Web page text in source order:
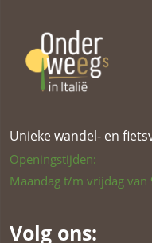
Unieke wandel- en
Openingstijden:
Maandag t/m vrijdag van
Volg ons: